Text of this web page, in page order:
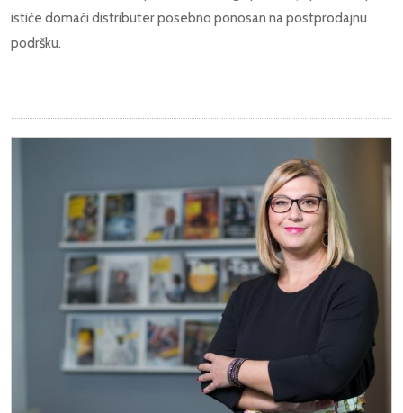
ističe domaći distributer posebno ponosan na postprodajnu
podršku.